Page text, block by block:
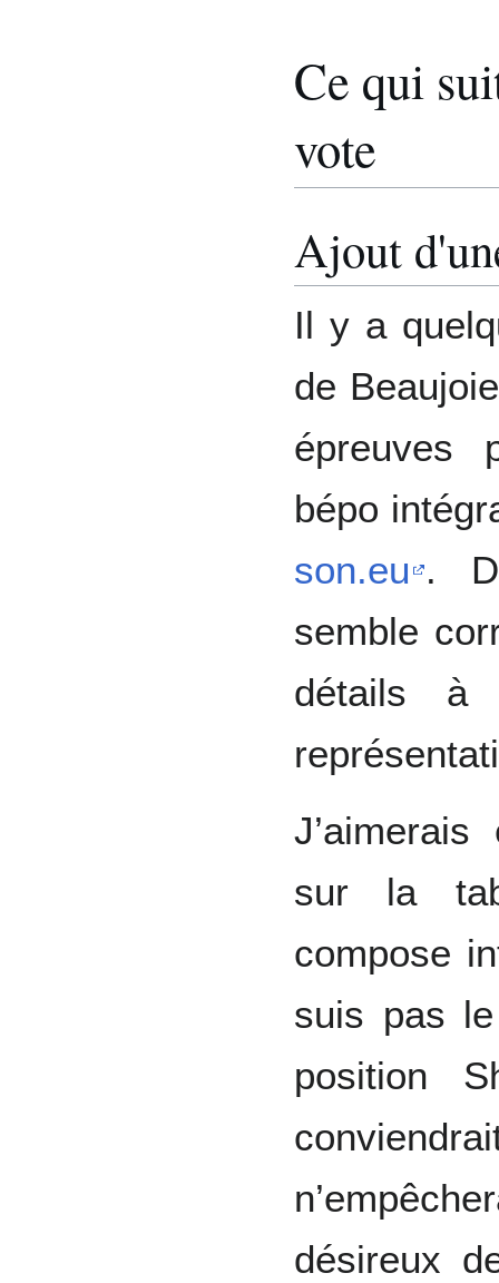
Ce qui
vote
Ajout
Il y a
de
épreuves
bépo
son.eu .
semble
détails à
sur la
compose
suis pas
position
désireux